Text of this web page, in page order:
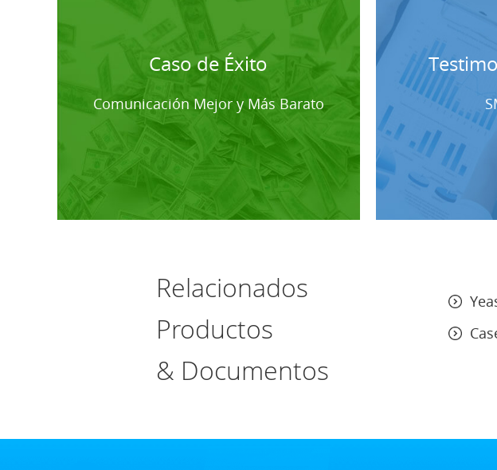
Caso de Éxito
Comunicación Mejor y Más Barato
Relacionados
Productos
& Documentos